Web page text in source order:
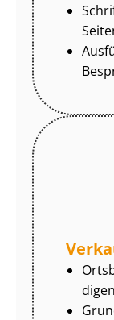
di­gen